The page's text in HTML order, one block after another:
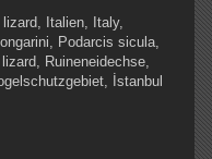
Italien, Italy,
Podarcis sicula,
Ruineneidechse,
İstanbul